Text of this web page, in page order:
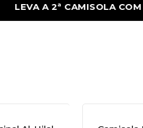
LEVA A 2ª CAMISOLA COM